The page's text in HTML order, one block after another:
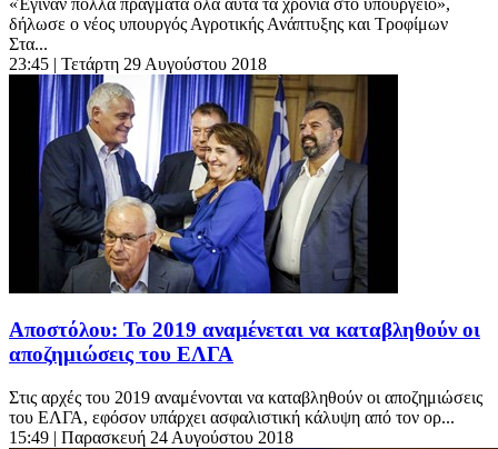
δήλωσε ο νέος υπουργός Αγροτικής Ανάπτυξης και Τροφίμων
Στα...
23:45 | Τετάρτη 29 Αυγούστου 2018
Αποστόλου: Το 2019 αναμένεται να καταβληθούν οι
αποζημιώσεις του ΕΛΓΑ
Στις αρχές του 2019 αναμένονται να καταβληθούν οι αποζημιώσεις
του ΕΛΓΑ, εφόσον υπάρχει ασφαλιστική κάλυψη από τον ορ...
15:49 | Παρασκευή 24 Αυγούστου 2018